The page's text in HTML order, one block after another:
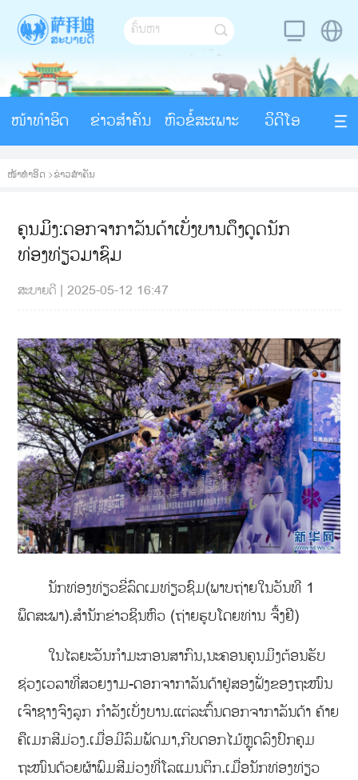
ໜ້າທຳອິດ ຂ່າວສຳຄັນ ຫົວຂໍ້ສະເພາະ ວິດີໂອ
ໜ້າທຳອິດ >ຂ່າວສຳຄັນ
ຄຸນມິງ:ດອກຈາກາລັນດ້າເບັ່ງບານດຶງດູດນັກ
ທ່ອງທ່ຽວມາຊົມ
ສະບາຍດີ |2025-05-12 16:47
ນັກທ່ອງທ່ຽວຂີ່ລົດເມທ່ຽວຊົມ(ພາບຖ່າຍໃນວັນທີ 1
ພຶດສະພາ).ສຳນັກຂ່າວຊິນຫົວ (ຖ່າຍຮູບໂດຍທ່ານ ຈື້ງຢີ)
ໃນໄລຍະວັນກຳມະກອນສາກົນ,ນະຄອນຄຸນມິງຕ້ອນຮັບ
ຊ່ວງເວລາທີ່ສວຍງາມ-ດອກຈາກາລັນດ້າຢູ່ສອງຝັ່ງຂອງຖະໜົນ
ເຈົາຊາງຈົງລູກ ກໍາລັງເບັ່ງບານ.ແຕ່ລະຕົ້ນດອກຈາກາລັນດ້າ ຄ້າຍ
ຄືເມກສີມ່ວງ.ເມື່ອມີລົມພັດມາ,ກີບດອກໄມ້ຫຼຸດລົງປົກຄຸມ
ຖະໜົນດ້ວຍຜ້າພົມສີມ່ວງທີ່ໂລແມນຕິກ.ເມື່ອນັກທ່ອງທ່ຽວ